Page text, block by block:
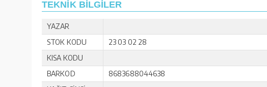
TEKNİK BİLGİLER
YAZAR
STOK KODU
23 03 02 28
KISA KODU
BARKOD
8683688044638